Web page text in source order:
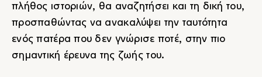
πλήθος ιστοριών, θα αναζητήσει και τη δική του,
προσπαθώντας να ανακαλύψει την ταυτότητα
ενός πατέρα που δεν γνώρισε ποτέ, στην πιο
σημαντική έρευνα της ζωής του.